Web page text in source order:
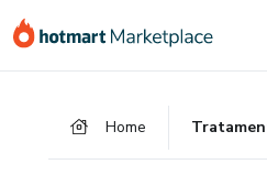
para
para
para
Home